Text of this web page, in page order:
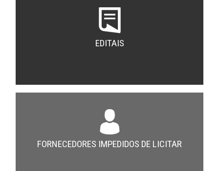
EDITAIS
FORNECEDORES IMPEDIDOS DE LICITAR